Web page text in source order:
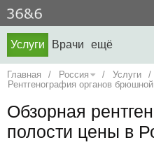
Услуги Врачи ещё
Главная / Россия / Услуги /
Рентгенография органов
Обзорная
полости цены в